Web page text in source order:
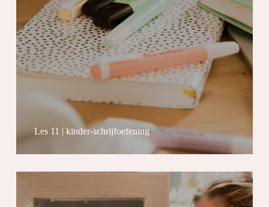
Les 11 | kinder-schrijfoefening